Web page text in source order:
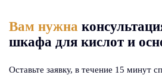
Вам нужна
шкафа для кислот и
Оставьте заявку, в течение 15 минут